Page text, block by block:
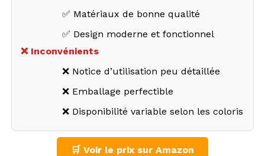
✅ Matériaux de bonne qualité
✅ Design moderne et fonctionnel
❌ Inconvénients
❌ Notice d’utilisation peu détaillée
❌ Emballage perfectible
❌ Disponibilité variable selon les coloris
🛒 Voir le prix sur Amazon